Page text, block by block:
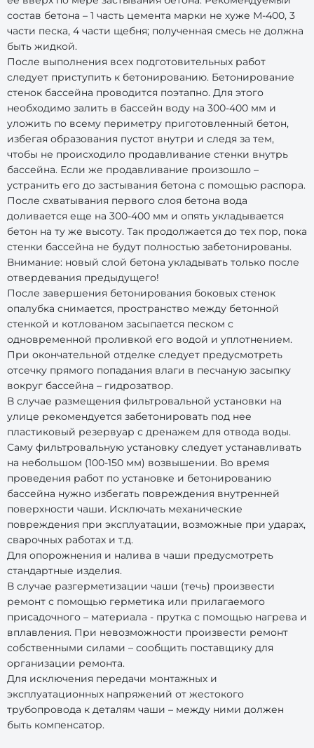
состав бетона – 1 часть цемента марки не хуже М-400, 3
части песка, 4 части щебня; полученная смесь не должна
быть жидкой.
После выполнения всех подготовительных работ
следует приступить к бетонированию. Бетонирование
стенок бассейна проводится поэтапно. Для этого
необходимо залить в бассейн воду на 300-400 мм и
уложить по всему периметру приготовленный бетон,
избегая образования пустот внутри и следя за тем,
чтобы не происходило продавливание стенки внутрь
бассейна. Если же продавливание произошло –
устранить его до застывания бетона с помощью распора.
После схватывания первого слоя бетона вода
доливается еще на 300-400 мм и опять укладывается
бетон на ту же высоту. Так продолжается до тех пор, пока
стенки бассейна не будут полностью забетонированы.
Внимание: новый слой бетона укладывать только после
отвердевания предыдущего!
После завершения бетонирования боковых стенок
опалубка снимается, пространство между бетонной
стенкой и котлованом засыпается песком с
одновременной проливкой его водой и уплотнением.
При окончательной отделке следует предусмотреть
отсечку прямого попадания влаги в песчаную засыпку
вокруг бассейна – гидрозатвор.
В случае размещения фильтровальной установки на
улице рекомендуется забетонировать под нее
пластиковый резервуар с дренажем для отвода воды.
Саму фильтровальную установку следует устанавливать
на небольшом (100-150 мм) возвышении. Во время
проведения работ по установке и бетонированию
бассейна нужно избегать повреждения внутренней
поверхности чаши. Исключать механические
повреждения при эксплуатации, возможные при ударах,
сварочных работах и т.д.
Для опорожнения и налива в чаши предусмотреть
стандартные изделия.
В случае разгерметизации чаши (течь) произвести
ремонт с помощью герметика или прилагаемого
присадочного – материала - прутка с помощью нагрева и
вплавления. При невозможности произвести ремонт
собственными силами – сообщить поставщику для
организации ремонта.
Для исключения передачи монтажных и
эксплуатационных напряжений от жестокого
трубопровода к деталям чаши – между ними должен
быть компенсатор.